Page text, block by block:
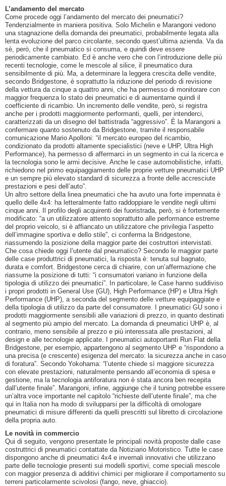
L’andamento del mercato
Come procede oggi l’andamento del mercato dei pneumatici?
Tendenzialmente in maniera positiva. Solo Michelin e Marangoni vedono
una stagnazione della domanda dei pneumatici, probabilmente legata alla
lenta evoluzione del parco circolante, secondo quest’ultima azienda. Va da
sè, però, che il pneumatico si consuma, e quindi deve essere
periodicamente cambiato. Ed è anche vero che con l’introduzione delle più
recenti tecnologie, come le mescole al silice, il pneumatico dura
sensibilmente di più. Ma, a determinare la leggera crescita delle vendite,
secondo Bridgestone, è soprattutto la riduzione del periodo di revisione
della vettura da cinque a quattro anni, che ha permesso di monitorare con
maggior frequenza lo stato dei pneumatici e di aumentarne quindi il
coefficiente di ricambio. Un incremento delle vendite, però, si registra
anche per i prodotti maggiormente performanti, quelli, per intenderci,
caratterizzati da un disegno del battistrada “aggressivo”. È la Marangoni a
confermare quanto sostenuto da Bridgestone, tramite il responsabile
comunicazione Mario Apolloni: “il mercato europeo del ricambio,
condizionato da prodotti altamente specialistici (neve e UHP, Ultra High
Performance), ha permesso di affermarci in un segmento in cui la ricerca e
la tecnologia sono le armi decisive. Anche le case automobilistiche, infatti,
richiedono nel primo equipaggiamento delle proprie vetture pneumatici UHP
e un sempre più elevato standard di sicurezza a fronte delle accresciute
prestazioni e pesi dell’auto”.
Un altro settore della linea pneumatici che ha avuto una forte impennata è
quello delle 4x4: ha letteralmente fatto raddoppiare le vendite negli ultimi
cinque anni. Il profilo degli acquirenti dei fuoristrada, però, si è fortemente
modificato: “a un utilizzatore attento soprattutto alle performance estreme
del proprio veicolo, si è affiancato un utilizzatore che privilegia l’aspetto
dell’immagine sportiva e dello stile”, ci conferma la Bridgestone,
riassumendo la posizione della maggior parte dei costruttori intervistati.
Che cosa chiede oggi l’utente dal pneumatico? Secondo le maggior parte
delle case produttrici di pneumatici, la risposta è: tenuta sul bagnato,
durata e comfort. Bridgestone cerca di chiarire, con un’affermazione che
riassume la posizione di tutti: “i consumatori variano in funzione della
tipologia di utilizzo dei pneumatici”. In particolare, le Case hanno suddiviso
i propri prodotti in General Use (GU), High Performance (HP) e Ultra High
Performance (UHP), a seconda del segmento delle vetture equipaggiate e
della tipologia di utilizzo da parte del consumatore. I pneumatici GU sono i
prodotti maggiormente sensibili alle variazioni di prezzo, in quanto destinati
al segmento più ampio del mercato. La domanda di pneumatici UHP è, al
contrario, meno sensibile al prezzo e più interessata alle prestazioni, al
design e alle tecnologie applicate. I pneumatici autoportanti Run Flat della
Bridgestone, per esempio, appartengono al segmento UHP e “rispondono a
una precisa (e crescente) esigenza del mercato: la sicurezza anche in caso
di foratura”. Secondo Yokohama: “l’utente chiede sì maggiore sicurezza
con elevate prestazioni, naturalmente pensando all’economia di spesa e
gestione, ma la tecnologia antiforatura non è stata ancora ben recepita
dall’utente finale”. Marangoni, infine, aggiunge che il tuning potrebbe essere
un’altra voce importante nel capitolo “richieste dell’utente finale”, ma che
qui in Italia non ha modo di svilupparsi per la difficoltà di omologare
pneumatici di misure differenti da quelli prescritti sul libretto di circolazione
della propria auto.
Le novità in commercio
Qui di seguito, vengono presentate le principali novità proposte dalle case
costruttrici di pneumatici contattate da Notiziario Motoristico. Tutte le case
dispongono anche di pneumatici 4x4 e invernali innovativi che utilizzano
parte delle tecnologie presenti sui modelli sportivi, come speciali mescole
con maggior presenza di additivi chimici per migliorare il comportamento su
terreni particolarmente scivolosi (fango, neve, ghiaccio).